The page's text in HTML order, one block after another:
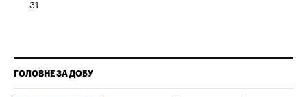
31
ГОЛОВНЕ ЗА ДОБУ